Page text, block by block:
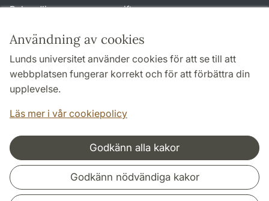
Användning av cookies
Lunds universitet använder cookies för att se till att
webbplatsen fungerar korrekt och för att förbättra din
upplevelse.
Läs mer i vår cookiepolicy
Godkänn alla kakor
Godkänn nödvändiga kakor
Behandling av personuppgifter
TYPO3-login
Följ oss i sociala medier
Samarbeten och nätverk